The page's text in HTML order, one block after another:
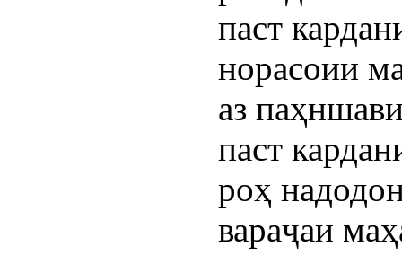
паст
норасоии
аз
паст
роҳ
вараҷаи